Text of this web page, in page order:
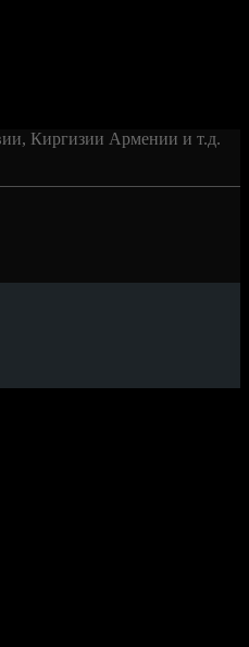
Киргизии Армении и т.д.